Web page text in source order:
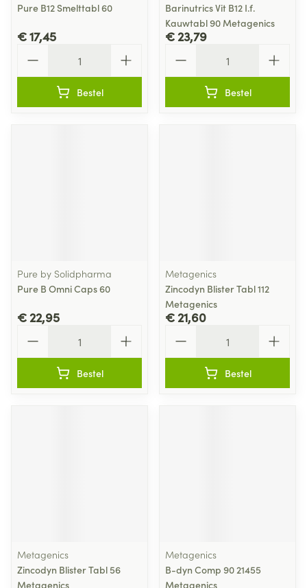
Pure B12 Smelttabl 60
€ 17,45
Bestel
Barinutrics Vit B12 I.f.
Kauwtabl 90 Metagenics
€ 23,79
Bestel
Pure by Solidpharma
Pure B Omni Caps 60
€ 22,95
Bestel
Metagenics
Zincodyn Blister Tabl 112
Metagenics
€ 21,60
Bestel
Metagenics
Zincodyn Blister Tabl 56
Metagenics
Metagenics
B-dyn Comp 90 21455
Metagenics